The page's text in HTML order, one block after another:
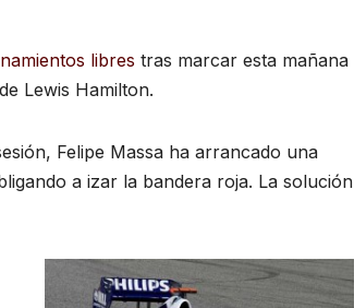
libres tras marcar esta mañana
Lewis Hamilton.
Felipe Massa ha arrancado una
a izar la bandera roja. La solución